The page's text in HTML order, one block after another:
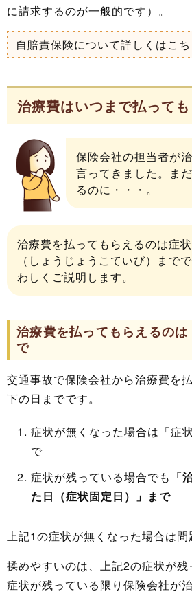
に請求するのが一般的です）。
自賠責保険について詳しくはこち
治療費はいつまで払って
保険会社の担当者が
言ってきました。ま
るのに・・・。
治療費を払ってもらえるのは症
（しょうじょうこていび）まで
わしくご説明します。
治療費を払ってもらえるのは
で
交通事故で保険会社から治療費を
下の日までです。
症状が無くなった場合は「症
で
症状が残っている場合でも 「
た日（症状固定日）」まで
上記1の症状が無くなった場合は問
揉めやすいのは、上記2の症状が残
症状が残っている限り保険会社が